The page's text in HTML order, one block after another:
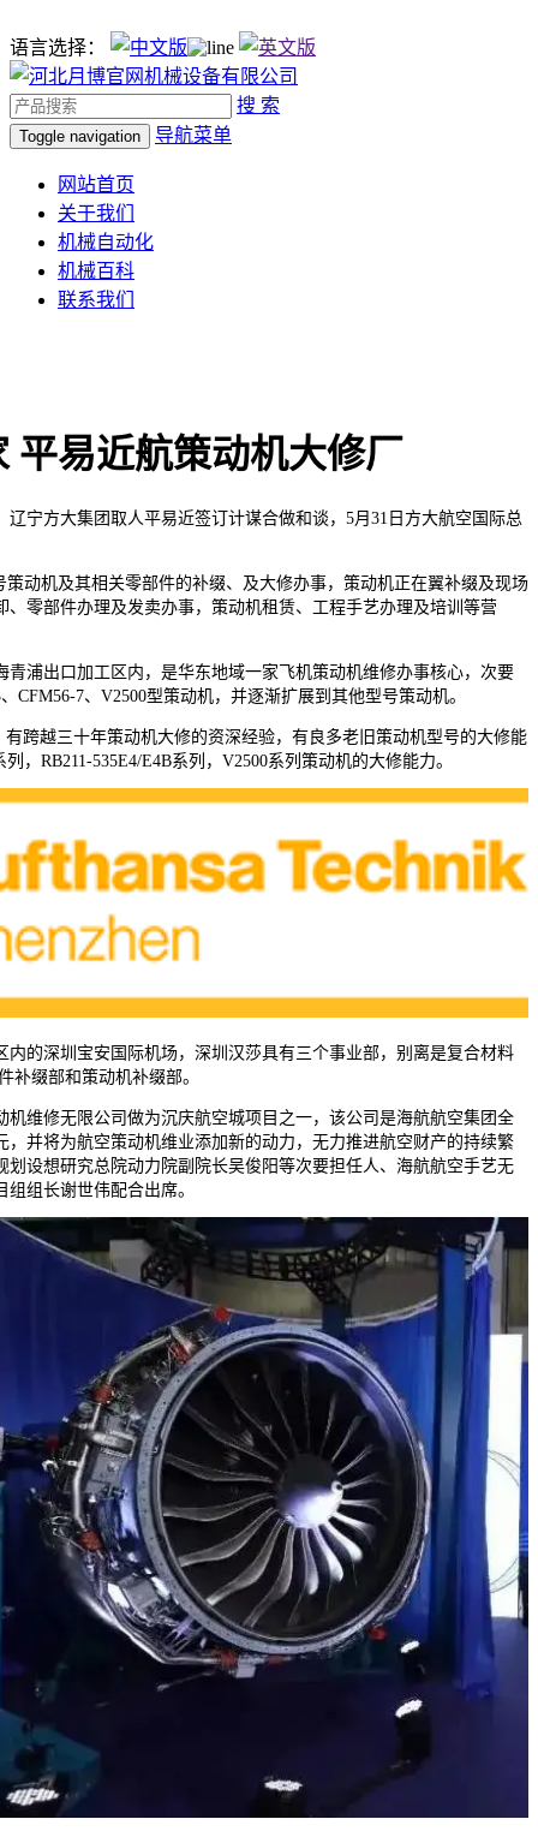
语言选择：
搜 索
Toggle navigation 导航菜单
网站首页
关于我们
机械自动化
机械百科
联系我们
平易近航策动机大修厂
方大集团取人平易近签订计谋合做和谈，5月31日方大航空国际总
机及其相关零部件的补缀、及大修办事，策动机正在翼补缀及现场
、零部件办理及发卖办事，策动机租赁、工程手艺办理及培训等营
出口加工区内，是华东地域一家飞机策动机维修办事核心，次要
CFM56-7、V2500型策动机，并逐渐扩展到其他型号策动机。
越三十年策动机大修的资深经验，有良多老旧策动机型号的大修能
，RB211-535E4/E4B系列，V2500系列策动机的大修能力。
深圳宝安国际机场，深圳汉莎具有三个事业部，别离是复合材料
补缀部和策动机补缀部。
修无限公司做为沉庆航空城项目之一，该公司是海航航空集团全
，并将为航空策动机维业添加新的动力，无力推进航空财产的持续繁
划设想研究总院动力院副院长吴俊阳等次要担任人、海航航空手艺无
组长谢世伟配合出席。